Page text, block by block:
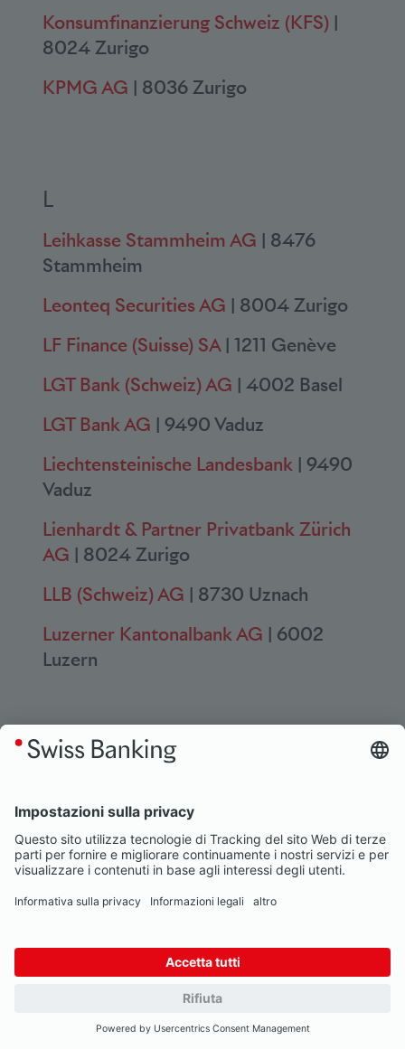
Konsumfinanzierung Schweiz (KFS) |
8024 Zurigo
KPMG AG | 8036 Zurigo
L
Leihkasse Stammheim AG | 8476
Stammheim
Leonteq Securities AG | 8004 Zurigo
LF Finance (Suisse) SA| 1211 Genève
LGT Bank (Schweiz) AG | 4002 Basel
LGT Bank AG | 9490 Vaduz
Liechtensteinische Landesbank | 9490
Vaduz
Lienhardt & Partner Privatbank Zürich
AG | 8024 Zurigo
LLB (Schweiz) AG | 8730 Uznach
Luzerner Kantonalbank AG | 6002
Luzern
Maerki Baumann & Co. AG
Zurigo
Mercantil Bank (Schweiz) AG| 8004
Zurigo
MG Finance SA| 1009 Pully
Migros Bank AG| 8021 Zurigo
Mirabaud & Cie SA| 1204 Genève